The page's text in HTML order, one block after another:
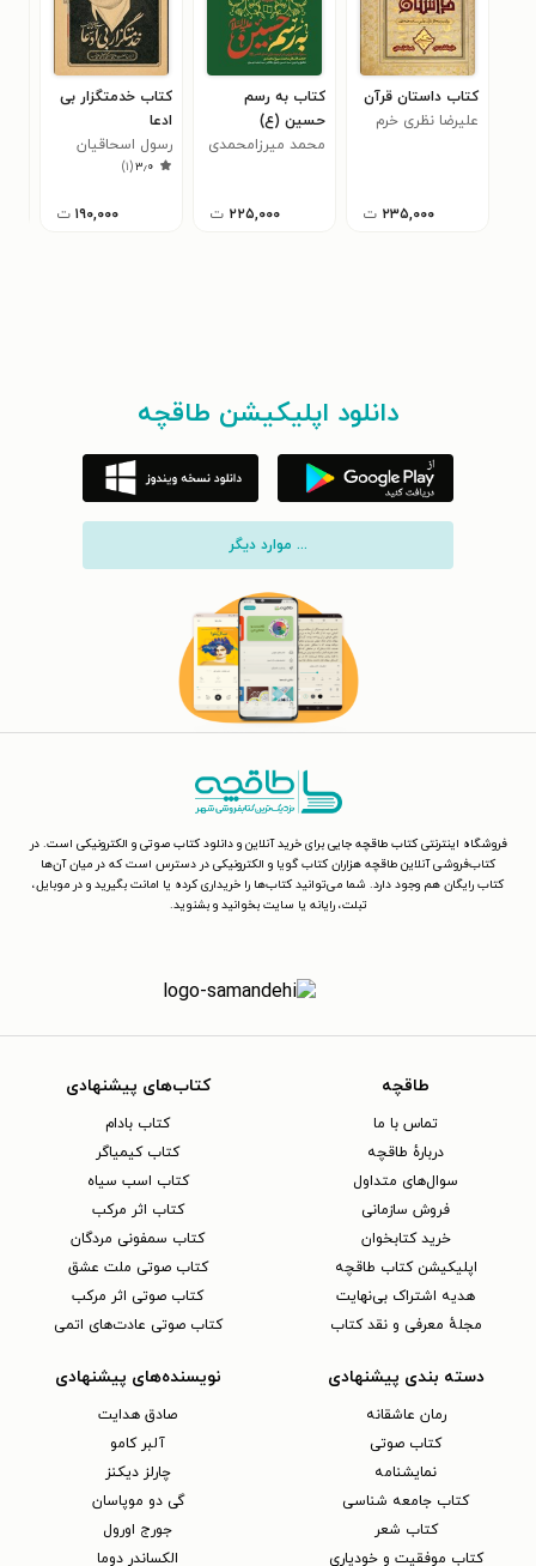
کتاب داستان قرآن
علیرضا نظری خرم
۲۳۵,۰۰۰ ت
کتاب به رسم
حسین (ع)
محمد میرزامحمدی
۲۲۵,۰۰۰ ت
کتاب خدمتگزار بی
ادعا
رسول اسحاقیان
درچه۳٫۰(۱)
۱۹۰,۰۰۰ ت
دانلود اپلیکیشن طاقچه
... موارد دیگر
فروشگاه اینترنتی کتاب طاقچه جایی برای خرید آنلاین و دانلود کتاب صوتی و الکترونیکی است. در
کتاب‌فروشی آنلاین طاقچه هزاران کتاب گویا و الکترونیکی در دسترس است که در میان آن‌ها
کتاب رایگان هم وجود دارد. شما می‌توانید کتاب‌ها را خریداری کرده یا امانت بگیرید و در موبایل،
تبلت، رایانه یا سایت بخوانید و بشنوید.
طاقچه
تماس با ما
دربارهٔ طاقچه
سوال‌های متداول
فروش سازمانی
خرید کتابخوان
اپلیکیشن کتاب طاقچه
هدیه اشتراک بی‌نهایت
مجلهٔ معرفی و نقد کتاب
کتاب‌های پیشنهادی
کتاب بادام
کتاب کیمیاگر
کتاب اسب سیاه
کتاب اثر مرکب
کتاب سمفونی مردگان
کتاب صوتی ملت عشق
کتاب صوتی اثر مرکب
کتاب صوتی عادت‌های اتمی
دسته بندی پیشنهادی
رمان عاشقانه
کتاب‌ صوتی
نمایشنامه
کتاب جامعه شناسی
کتاب شعر
کتاب موفقیت و خودیاری
نویسنده‌های پیشنهادی
صادق هدایت
آلبر کامو
چارلز دیکنز
گی دو موپاسان
جورج اورول
الکساندر دوما